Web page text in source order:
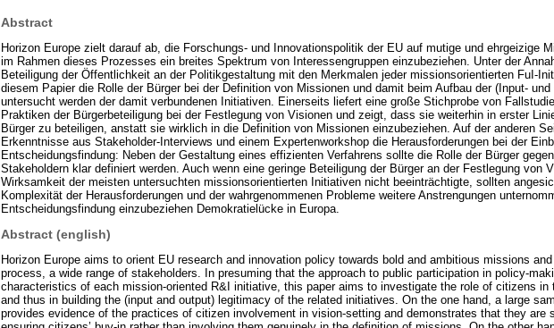
Abstract
Horizon Europe zielt darauf ab, die Forschungs- und Innovationspolitik der EU auf mutige und ehrgeizige
im Rahmen dieses Prozesses ein breites Spektrum von Interessengruppen einzubeziehen. Unter der
Beteiligung der Öffentlichkeit an der Politikgestaltung mit den Merkmalen jeder missionsorientierten FuI-
diesem Papier die Rolle der Bürger bei der Definition von Missionen und damit beim Aufbau der (Input-
untersucht werden der damit verbundenen Initiativen. Einerseits liefert eine große Stichprobe von
Praktiken der Bürgerbeteiligung bei der Festlegung von Visionen und zeigt, dass sie weiterhin in erster
Bürger zu beteiligen, anstatt sie wirklich in die Definition von Missionen einzubeziehen. Auf der anderen
Erkenntnisse aus Stakeholder-Interviews und einem Expertenworkshop die Herausforderungen bei der
Entscheidungsfindung: Neben der Gestaltung eines effizienten Verfahrens sollte die Rolle der Bürger
Stakeholdern klar definiert werden. Auch wenn eine geringe Beteiligung der Bürger an der Festlegung von
Wirksamkeit der meisten untersuchten missionsorientierten Initiativen nicht beeinträchtigte, sollten
Komplexität der Herausforderungen und der wahrgenommenen Probleme weitere Anstrengungen
Entscheidungsfindung einzubeziehen Demokratielücke in Europa.
Abstract (english)
Horizon Europe aims to orient EU research and innovation policy towards bold and ambitious missions
process, a wide range of stakeholders. In presuming that the approach to public participation in policy-
characteristics of each mission-oriented R&I initiative, this paper aims to investigate the role of citizens in
and thus in building the (input and output) legitimacy of the related initiatives. On the one hand, a large
provides evidence of the practices of citizen involvement in vision-setting and demonstrates that they are